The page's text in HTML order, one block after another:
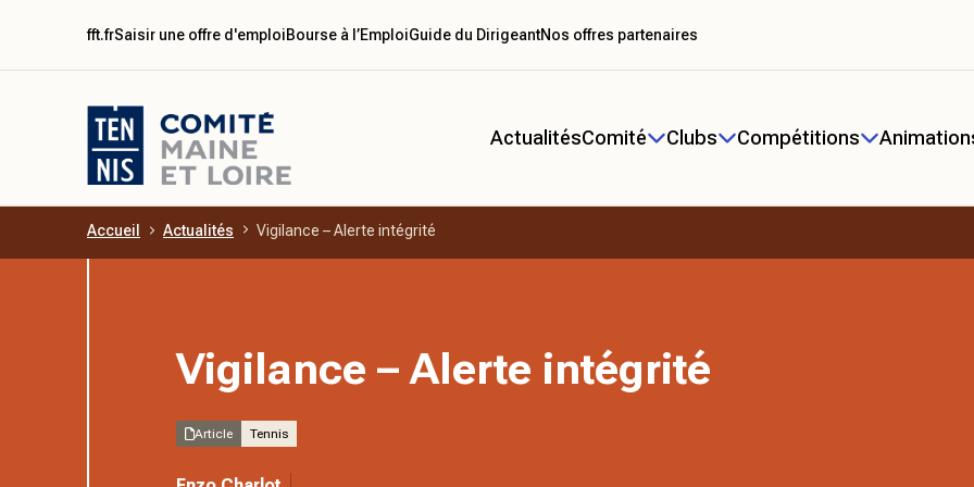
Aller au contenu principal
ActualitésComité Clubs Compétitions
fft.frSaisir une offre d'emploiBourse à l’EmploiGuide du DirigeantNos offres partenaires
Accueil Actualités Vigilance – Alerte intégrité
Vigilance – Alerte intégrité
Article Tennis